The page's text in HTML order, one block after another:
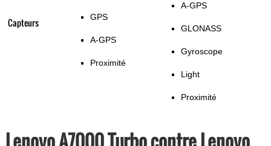
Capteurs GPS
A-GPS
Proximité
A-GPS
GLONASS
Gyroscope
Light
Proximité